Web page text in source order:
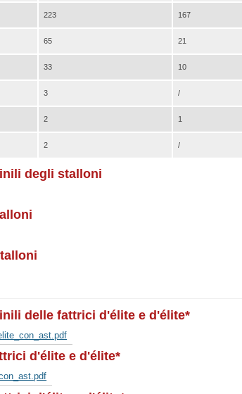
223 167
65 21
33 10
3 /
2 1
2 /
degli stalloni
delle fattrici d'élite e d'élite*
d'élite e d'élite*